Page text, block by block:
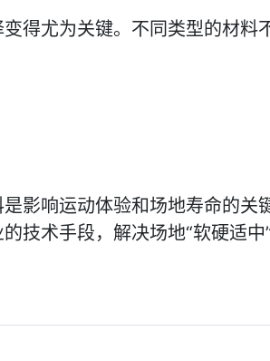
得尤为关键。不同类型的材料
影响运动体验和场地寿命的关
技术手段，解决场地“软硬适中